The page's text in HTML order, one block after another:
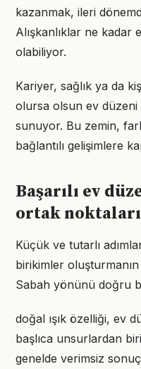
kazanmak, ileri
Alışkanlıklar ne kadar
olabiliyor.
Kariyer, sağlık ya da
olursa olsun ev
sunuyor. Bu zemin,
bağlantılı gelişimlere
Başarılı ev
ortak noktaları
Küçük ve tutarlı
birikimler
Sabah yönünü doğru
doğal ışık özelliği, ev
başlıca unsurlardan
genelde verimsiz